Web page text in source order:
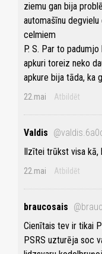
ziemu gan bija
automašīnu
celmiem
P. S. Par to
apkuri toreiz neko
apkure bija tāda, ka
22.mai Atbildēt
Valdis
Ilzītei trūkst visa
22.mai Atbildēt
braucosais
Cienītais tev ir tikai
PSRS uzturēja soc